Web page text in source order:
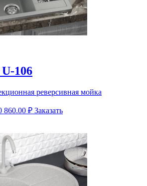
106
реверсивная мойка
860.00 ₽ Заказать